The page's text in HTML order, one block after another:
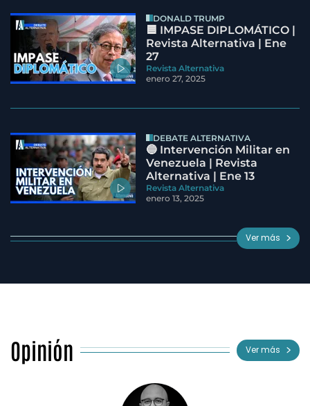
DONALD TRUMP
🟦 IMPASE DIPLOMÁTICO |
Revista Alternativa | Ene
27
Revista Alternativa
enero 27, 2025
DEBATE ALTERNATIVA
🔵 Intervención Militar en
Venezuela | Revista
Alternativa | Ene 13
Revista Alternativa
enero 13, 2025
Ver más
Opinión Ver más